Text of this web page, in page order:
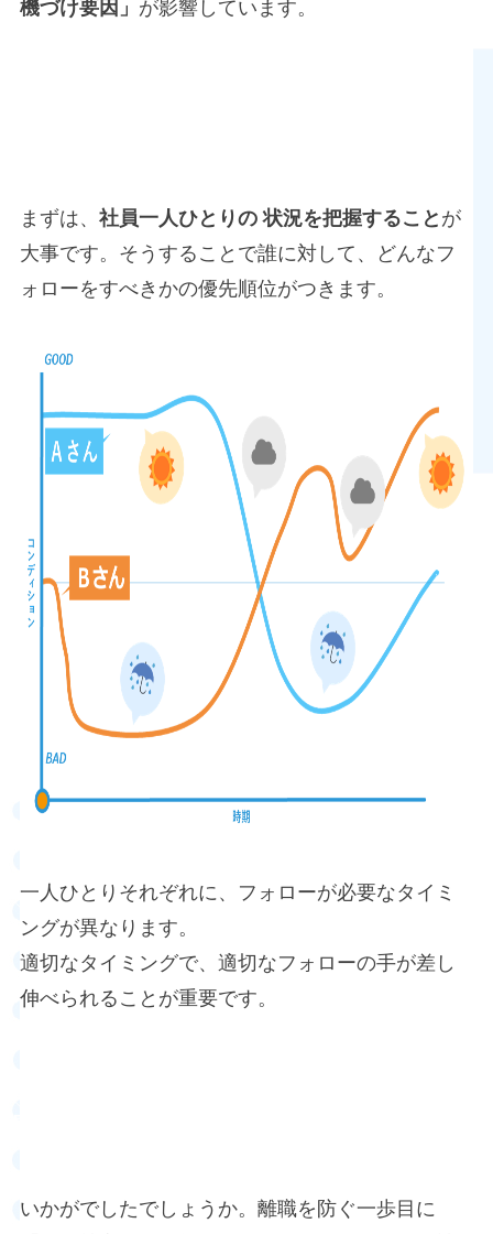
機づけ要因」 が影響しています。
まずは、 社員一人ひとりの 状況を把握すること が
大事です。そうすることで誰に対して、どんなフ
ォローをすべきかの優先順位がつきます。
一人ひとりそれぞれに、フォローが必要なタイミ
ングが異なります。
適切なタイミングで、適切なフォローの手が差し
伸べられることが重要です。
いかがでしたでしょうか。離職を防ぐ一歩目に